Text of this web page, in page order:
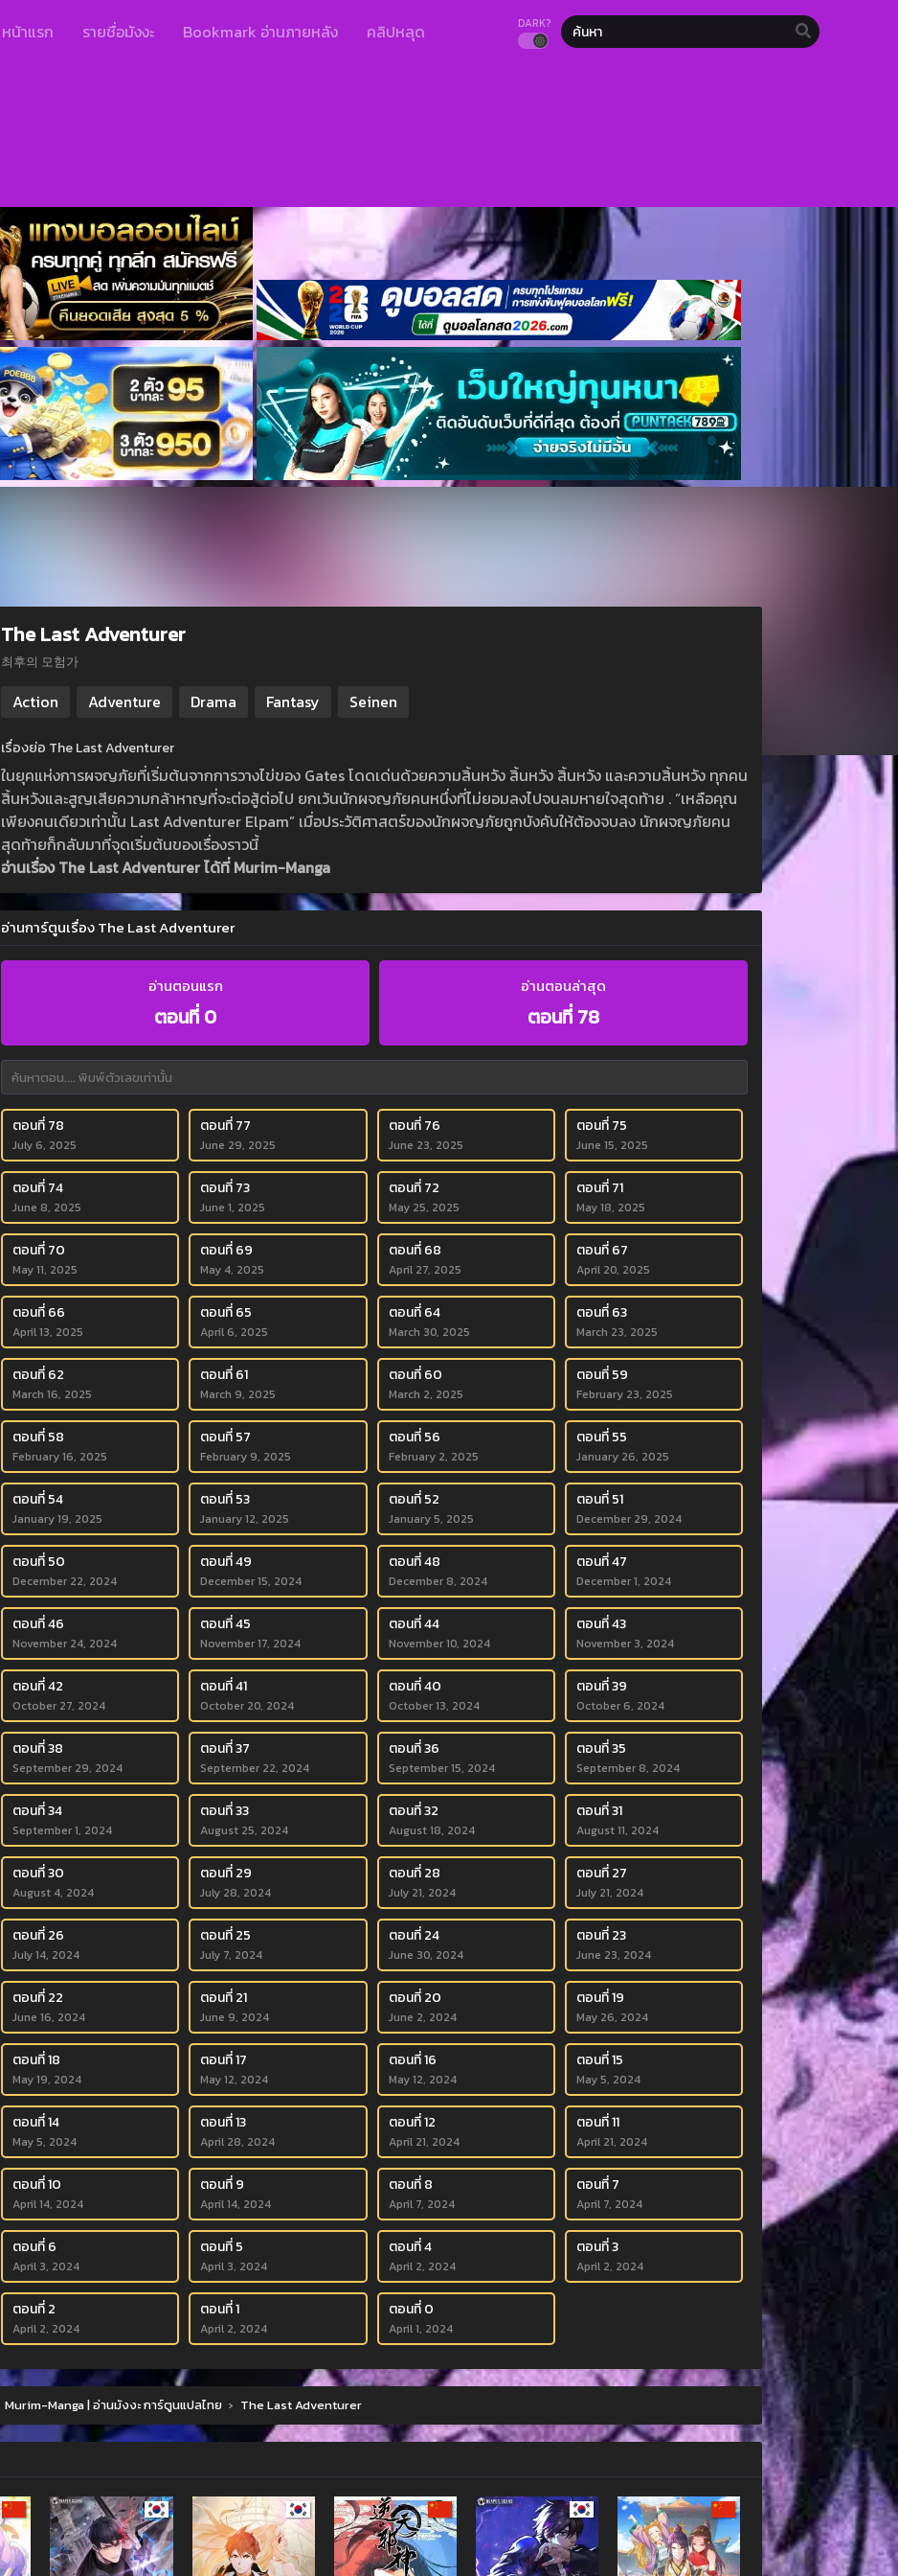
หน้าแรก รายชื่อมังงะ Bookmark อ่านภายหลัง คลิปหลุด DARK?
The Last Adventurer
최후의 모험가
Action Adventure Drama Fantasy Seinen
เรื่องย่อ The Last Adventurer
ในยุคแห่งการผจญภัยที่เริ่มต้นจากการวางไข่ของ Gates โดดเด่นด้วยความสิ้นหวัง สิ้นหวัง สิ้นหวัง และความสิ้นหวัง ทุกคน
สิ้นหวังและสูญเสียความกล้าหาญที่จะต่อสู้ต่อไป ยกเว้นนักผจญภัยคนหนึ่งที่ไม่ยอมลงไปจนลมหายใจสุดท้าย . “เหลือคุณ
เพียงคนเดียวเท่านั้น Last Adventurer Elpam” เมื่อประวัติศาสตร์ของนักผจญภัยถูกบังคับให้ต้องจบลง นักผจญภัยคน
สุดท้ายก็กลับมาที่จุดเริ่มต้นของเรื่องราวนี้
อ่านเรื่อง The Last Adventurer ได้ที่ Murim-Manga
อ่านการ์ตูนเรื่อง The Last Adventurer
อ่านตอนแรก
ตอนที่ 0
อ่านตอนล่าสุด
ตอนที่ 78
ตอนที่ 78
July 6, 2025
ตอนที่ 77
June 29, 2025
ตอนที่ 76
June 23, 2025
ตอนที่ 75
June 15, 2025
ตอนที่ 74
June 8, 2025
ตอนที่ 73
June 1, 2025
ตอนที่ 72
May 25, 2025
ตอนที่ 71
May 18, 2025
ตอนที่ 70
May 11, 2025
ตอนที่ 69
May 4, 2025
ตอนที่ 68
April 27, 2025
ตอนที่ 67
April 20, 2025
ตอนที่ 66
April 13, 2025
ตอนที่ 65
April 6, 2025
ตอนที่ 64
March 30, 2025
ตอนที่ 63
March 23, 2025
ตอนที่ 62
March 16, 2025
ตอนที่ 61
March 9, 2025
ตอนที่ 60
March 2, 2025
ตอนที่ 59
February 23, 2025
ตอนที่ 58
February 16, 2025
ตอนที่ 57
February 9, 2025
ตอนที่ 56
February 2, 2025
ตอนที่ 55
January 26, 2025
ตอนที่ 54
January 19, 2025
ตอนที่ 53
January 12, 2025
ตอนที่ 52
January 5, 2025
ตอนที่ 51
December 29, 2024
ตอนที่ 50
December 22, 2024
ตอนที่ 49
December 15, 2024
ตอนที่ 48
December 8, 2024
ตอนที่ 47
December 1, 2024
ตอนที่ 46
November 24, 2024
ตอนที่ 45
November 17, 2024
ตอนที่ 44
November 10, 2024
ตอนที่ 43
November 3, 2024
ตอนที่ 42
October 27, 2024
ตอนที่ 41
October 20, 2024
ตอนที่ 40
October 13, 2024
ตอนที่ 39
October 6, 2024
ตอนที่ 38
September 29, 2024
ตอนที่ 37
September 22, 2024
ตอนที่ 36
September 15, 2024
ตอนที่ 35
September 8, 2024
ตอนที่ 34
September 1, 2024
ตอนที่ 33
August 25, 2024
ตอนที่ 32
August 18, 2024
ตอนที่ 31
August 11, 2024
ตอนที่ 30
August 4, 2024
ตอนที่ 29
July 28, 2024
ตอนที่ 28
July 21, 2024
ตอนที่ 27
July 21, 2024
ตอนที่ 26
July 14, 2024
ตอนที่ 25
July 7, 2024
ตอนที่ 24
June 30, 2024
ตอนที่ 23
June 23, 2024
ตอนที่ 22
June 16, 2024
ตอนที่ 21
June 9, 2024
ตอนที่ 20
June 2, 2024
ตอนที่ 19
May 26, 2024
ตอนที่ 18
May 19, 2024
ตอนที่ 17
May 12, 2024
ตอนที่ 16
May 12, 2024
ตอนที่ 15
May 5, 2024
ตอนที่ 14
May 5, 2024
ตอนที่ 13
April 28, 2024
ตอนที่ 12
April 21, 2024
ตอนที่ 11
April 21, 2024
ตอนที่ 10
April 14, 2024
ตอนที่ 9
April 14, 2024
ตอนที่ 8
April 7, 2024
ตอนที่ 7
April 7, 2024
ตอนที่ 6
April 3, 2024
ตอนที่ 5
April 3, 2024
ตอนที่ 4
April 2, 2024
ตอนที่ 3
April 2, 2024
ตอนที่ 2
April 2, 2024
ตอนที่ 1
April 2, 2024
ตอนที่ 0
April 1, 2024
Murim-Manga | อ่านมังงะ การ์ตูนแปลไทย › The Last Adventurer